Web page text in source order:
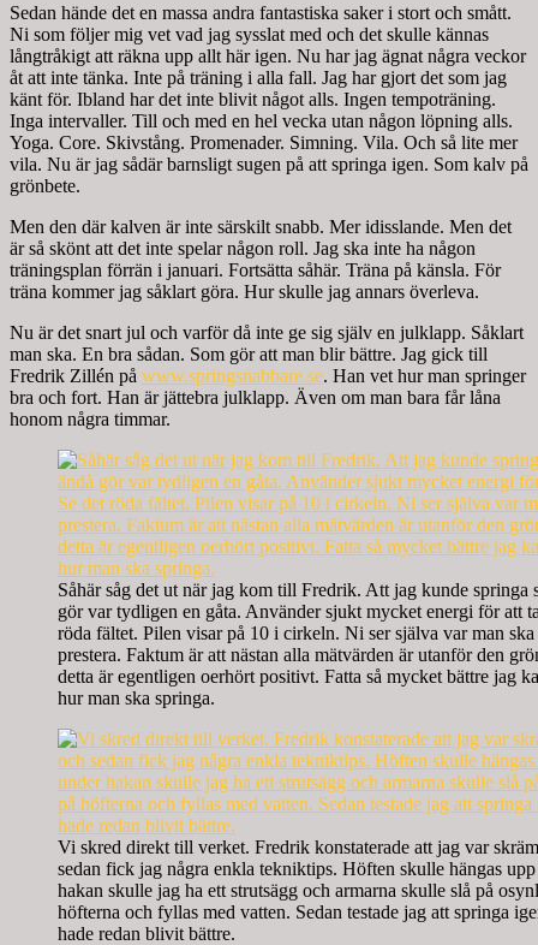
Sedan hände det en massa andra fantastiska saker i stort och smått.
Ni som följer mig vet vad jag sysslat med och det skulle kännas
långtråkigt att räkna upp allt här igen. Nu har jag ägnat några veckor
åt att inte tänka. Inte på träning i alla fall. Jag har gjort det som jag
känt för. Ibland har det inte blivit något alls. Ingen tempoträning.
Inga intervaller. Till och med en hel vecka utan någon löpning alls.
Yoga. Core. Skivstång. Promenader. Simning. Vila. Och så lite mer
vila. Nu är jag sådär barnsligt sugen på att springa igen. Som kalv på
grönbete.
Men den där kalven är inte särskilt snabb. Mer idisslande. Men det
är så skönt att det inte spelar någon roll. Jag ska inte ha någon
träningsplan förrän i januari. Fortsätta såhär. Träna på känsla. För
träna kommer jag såklart göra. Hur skulle jag annars överleva.
Nu är det snart jul och varför då inte ge sig själv en julklapp. Såklart
man ska. En bra sådan. Som gör att man blir bättre. Jag gick till
Fredrik Zillén på www.springsnabbare.se. Han vet hur man springer
bra och fort. Han är jättebra julklapp. Även om man bara får låna
honom några timmar.
Såhär såg det ut när jag kom till Fredrik. Att jag kunde springa
gör var tydligen en gåta. Använder sjukt mycket energi för att
röda fältet. Pilen visar på 10 i cirkeln. Ni ser själva var man
prestera. Faktum är att nästan alla mätvärden är utanför den
detta är egentligen oerhört positivt. Fatta så mycket bättre jag
hur man ska springa.
Vi skred direkt till verket. Fredrik konstaterade att jag var
sedan fick jag några enkla tekniktips. Höften skulle hängas
hakan skulle jag ha ett strutsägg och armarna skulle slå på
höfterna och fyllas med vatten. Sedan testade jag att springa
hade redan blivit bättre.